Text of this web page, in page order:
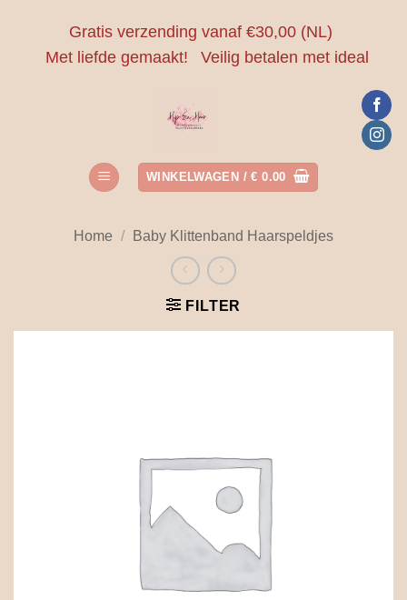
Gratis verzending vanaf €30,00 (NL)
Met liefde gemaakt!
Veilig betalen met ideal
WINKELWAGEN /€ 0.00
Home / Baby Klittenband Haarspeldjes
FILTER